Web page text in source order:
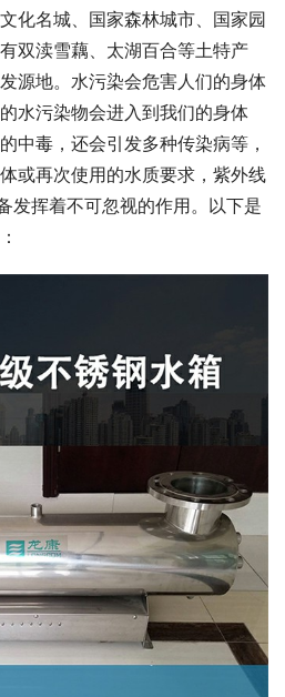
化名城、国家森林城市、国家园
双渎雪藕、太湖百合等土特产
源地。水污染会危害人们的身体
水污染物会进入到我们的身体
中毒，还会引发多种传染病等，
或再次使用的水质要求，紫外线
发挥着不可忽视的作用。以下是